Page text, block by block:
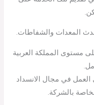
المعدات والشفاطات.
مستوى المملكة العربية
في مجال الانسداد
بالشركة.